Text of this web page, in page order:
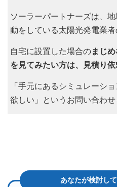
ソーラーパートナーズは、
動をしている太陽光発電業者
自宅に設置した場合のまじ
を見てみたい方は、見積り依
「手元にあるシミュレーシ
欲しい」というお問い合わせ